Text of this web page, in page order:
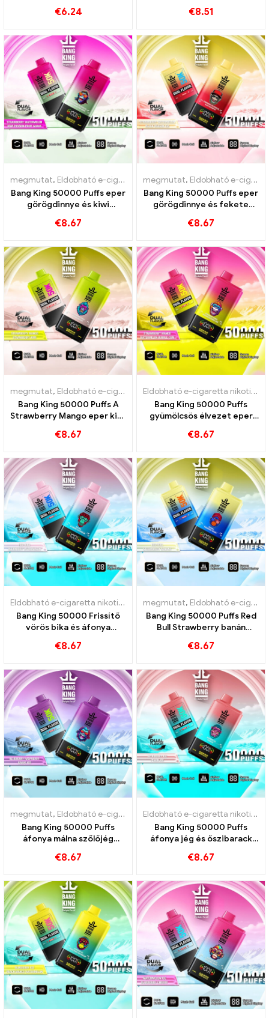
tekercs
€6.24 €8.51
megmutat, Eldobható e-cigaretta nikotinnal ,Eldobható e-
Bang King 50000 Puffs eper
görögdinnye és kiwi
guava ízek
€8.67
megmutat, Eldobható e-cigaretta nikotinnal
Bang King 50000 Puffs eper
görögdinnye és fekete
€8.67
megmutat, Eldobható e-cigaretta nikotinnal ,Eldobható e-
Bang King 50000 Puffs A
Strawberry Mango eper kiwi
intenzív gőzélményhez
€8.67
Eldobható e-cigaretta nikotinnal
Bang King 50000 Puffs
gyümölcsös élvezet eper
buborékgumi
€8.67
Eldobható e-cigaretta nikotinnal Eldobható e-cigaretta,
Bang King 50000 Frissítő
vörös bika és áfonya
€8.67
megmutat, Eldobható e-cigaretta nikotinnal
Bang King 50000 Puffs Red
Bull Strawberry banán
€8.67
megmutat, Eldobható e-cigaretta nikotinnal ,Eldobható e-
Bang King 50000 Puffs
áfonya málna szőlőjég
€8.67
Eldobható e-cigaretta nikotinnal
Bang King 50000 Puffs
áfonya jég és őszibarack
€8.67